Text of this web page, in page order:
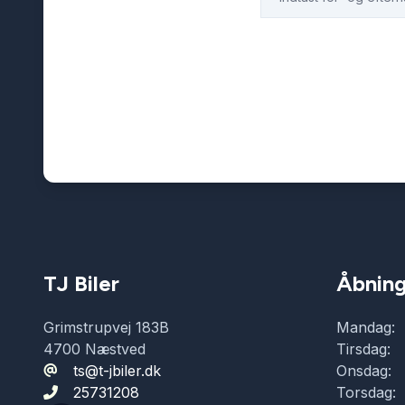
TJ Biler
Grimstrupvej 183B
4700 Næstved
ts@t-jbiler.dk
25731208
Mandag:
Tirsdag:
Onsdag:
Torsdag: